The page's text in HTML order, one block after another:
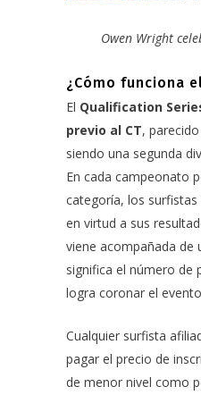
Owen Wright
¿Cómo funciona
El Qualification
previo al CT,
siendo una segunda
En cada campeonato
categoría, los
en virtud a sus
viene acompañada de
significa el número de
logra coronar el
Cualquier surfista
pagar el precio de
de menor nivel como